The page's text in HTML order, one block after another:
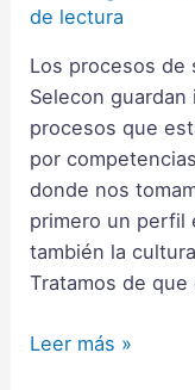
de lectura
Los procesos de
Selecon
procesos que
por
donde nos
primero un perfil
también la
Tratamos de
en
Selecon
Leer más »